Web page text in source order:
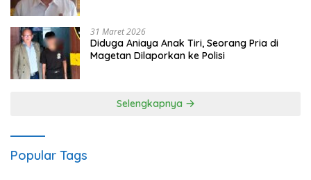
31 Maret 2026
Diduga Aniaya Anak Tiri, Seorang Pria di
Magetan Dilaporkan ke Polisi
Selengkapnya
Popular Tags